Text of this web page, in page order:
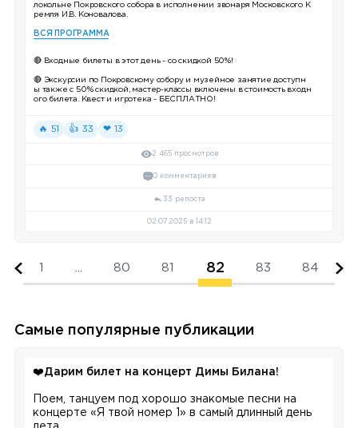
локольне Покровского собора в исполнении звонаря Московского К
ремля И.В. Коновалова.
ВСЯ ПРОГРАММА
🔴 Входные билеты в этот день - со скидкой 50%!
🔴 Экскурсии по Покровскому собору и музейное занятие доступн
ы также с 50% скидкой, мастер-классы включены в стоимость входн
ого билета. Квест и игротека - БЕСПЛАТНО!
🔥 51 👍 33 ❤ 13
2 465 просмотров
0 комментариев
33 репоста
02.07.2025 в 14:12
1 80 81 82 83 84
Самые популярные публикации
❤️Дарим билет на концерт Димы Билана!
Поем, танцуем под хорошо знакомые песни на
концерте «Я твой номер 1» в самый длинный день